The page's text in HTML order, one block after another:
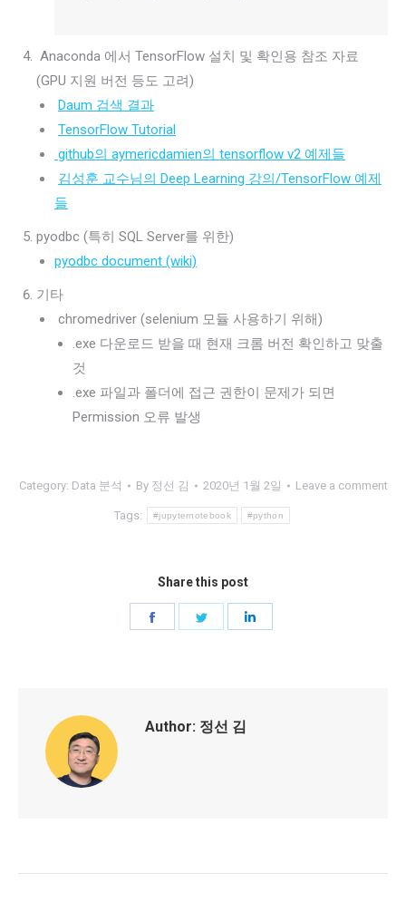
Anaconda 에서 TensorFlow 설치 및 확인용 참조 자료
(GPU 지원 버전 등도 고려)
Daum 검색 결과
TensorFlow Tutorial
github의 aymericdamien의 tensorflow v2 예제들
김성훈 교수님의 Deep Learning 강의/TensorFlow 예제
들
pyodbc (특히 SQL Server를 위한)
pyodbc document (wiki)
기타
chromedriver (selenium 모듈 사용하기 위해)
.exe 다운로드 받을 때 현재 크롬 버전 확인하고 맞출
것
.exe 파일과 폴더에 접근 권한이 문제가 되면
Permission 오류 발생
Category: Data 분석 By 정선 김 2020년 1월 2일 Leave a comment
Tags: #jupyternotebook #python
Share this post
Share
Author: 정선 김